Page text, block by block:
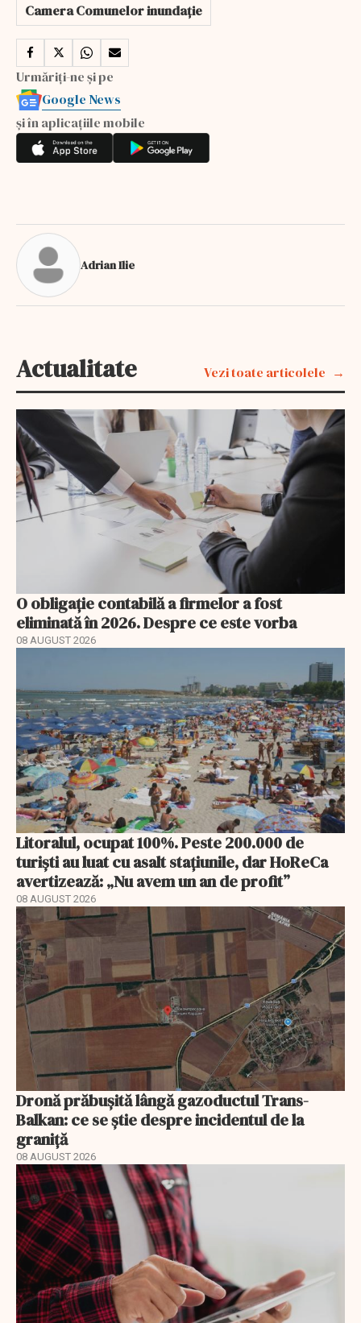
Camera Comunelor inundație
Urmăriți-ne și pe
Google News
și în aplicațiile mobile
Adrian Ilie
Actualitate Vezi toate articolele
O obligație contabilă a firmelor a fost
eliminată în 2026. Despre ce este vorba
08 AUGUST 2026
Litoralul, ocupat 100%. Peste 200.000 de
turiști au luat cu asalt stațiunile, dar HoReCa
avertizează: „Nu avem un an de profit”
08 AUGUST 2026
Dronă prăbușită lângă gazoductul Trans-
Balkan: ce se știe despre incidentul de la
graniță
08 AUGUST 2026